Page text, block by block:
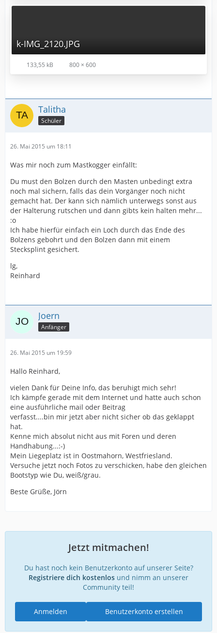
k-IMG_2120.JPG
133,55 kB 800 × 600
Talitha
Schüler
26. Mai 2015 um 18:11
Was mir noch zum Mastkogger einfällt:
Du must den Bolzen durch den Masten unbedingt extra
noch mal sichern, falls das dein Vorgänger noch nicht
gemacht hat. Der kann sich nämlich unterwegs sonst aus
der Halterung rutschen und dann gibts kein halten mehr...
:o
Ich habe hierfür einfach ein Loch durch das Ende des
Bolzens gebohrt und den Bolzen dann mit einem
Stecksplint gesichert.
lg,
Reinhard
Joern
Anfänger
26. Mai 2015 um 19:59
Hallo Reinhard,
vielen Dank für Deine Info, das beruhigt mich sehr!
Ich kämpfe gerade mit dem Internet und hatte auch schon
eine ausführliche mail oder Beitrag
verfasst....bin mir jetzt aber nicht sicher ob das geklappt
hat.
Kenne mich absolut nicht aus mit Foren und deren
Handhabung...:-)
Mein Liegeplatz ist in Oostmahorn, Westfriesland.
Versuche jetzt noch Fotos zu verschicken, habe den gleichen
Bootstyp wie Du, weiß/grau.
Beste Grüße, Jörn
Jetzt mitmachen!
Du hast noch kein Benutzerkonto auf unserer Seite?
Registriere dich kostenlos und nimm an unserer
Community teil!
Benutzerkonto erstellen
Anmelden